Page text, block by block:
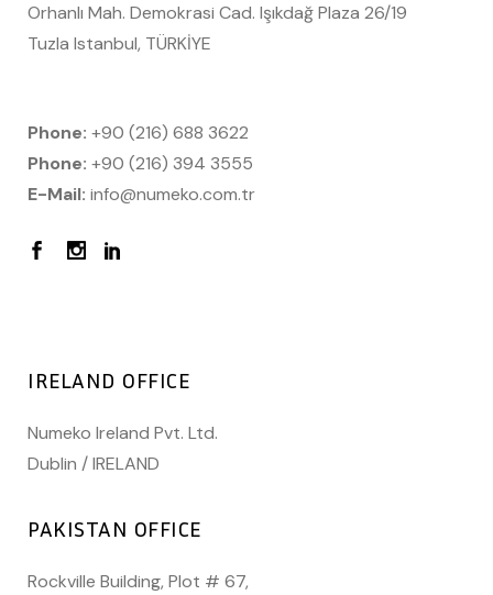
Orhanlı Mah. Demokrasi Cad. Işıkdağ Plaza 26/19
Tuzla Istanbul, TÜRKİYE
Phone: +90 (216) 688 3622
Phone: +90 (216) 394 3555
E-Mail: info@numeko.com.tr
IRELAND OFFICE
Numeko Ireland Pvt. Ltd.
Dublin / IRELAND
PAKISTAN OFFICE
Rockville Building, Plot # 67,